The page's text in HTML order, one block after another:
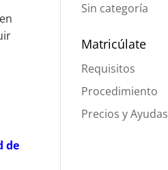
de
Sin categoría
Matricúlate
Requisitos
Procedimiento
Precios y Ayudas